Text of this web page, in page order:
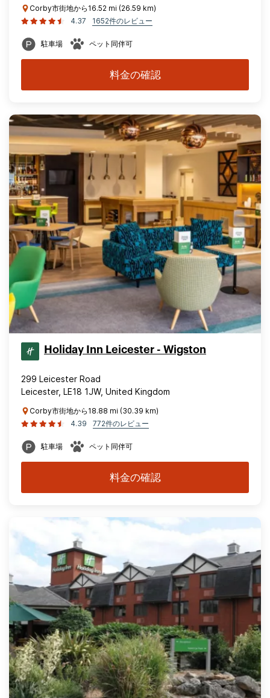
Corby市街地から16.52 mi (26.59 km)
4.37
1652件のレビュー
駐車場 ペット同伴可
料金の確認
Holiday Inn Leicester - Wigston
299 Leicester Road
Leicester, LE18 1JW, United Kingdom
Corby市街地から18.88 mi (30.39 km)
4.39
772件のレビュー
駐車場 ペット同伴可
料金の確認